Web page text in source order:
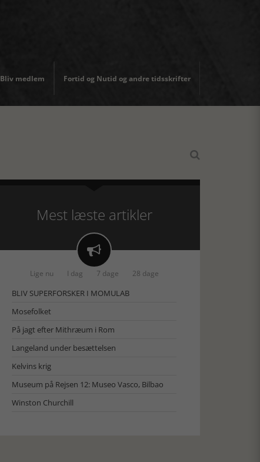
Bliv medlem Fortid og Nutid og andre tidsskrifter

Mest læste artikler

Lige nu I dag 7 dage 28 dage
BLIV SUPERFORSKER I MOMULAB
Mosefolket
På jagt efter Mithræum i Rom
Langeland under besættelsen
Kelvins krig
Museum på Rejsen 12: Museo Vasco, Bilbao
Winston Churchill